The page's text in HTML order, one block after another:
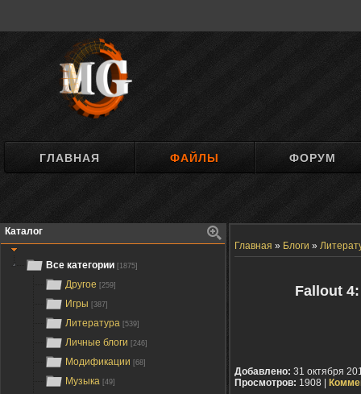
ГЛАВНАЯ ФАЙЛЫ ФОРУМ
Каталог
Все категории [1875]
Другое [259]
Игры [387]
Литература [539]
Личные блоги [246]
Модификации [68]
Музыка [49]
Главная » Блоги »
Fallout
Добавлено: 31 октября
Просмотров: 1908 |